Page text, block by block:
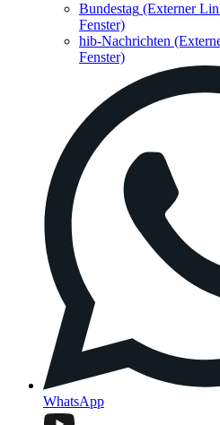
Bundestag (Externer
Fenster)
hib-Nachrichten
Fenster)
WhatsApp